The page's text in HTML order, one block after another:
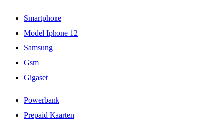
Smartphone
Model Iphone 12
Samsung
Gsm
Gigaset
Powerbank
Prepaid Kaarten